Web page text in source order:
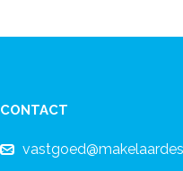
CONTACT